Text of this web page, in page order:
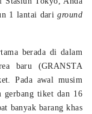
1 lantai dariground
berada di dalam
baru (GRANSTA
Pada awal musim
tiket dan 16
banyak barang khas